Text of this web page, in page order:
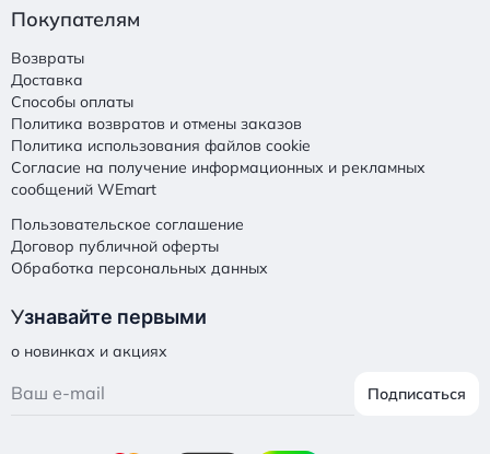
Покупателям
Возвраты
Доставка
Способы оплаты
Политика возвратов и отмены заказов
Политика использования файлов cookie
Согласие на получение информационных и рекламных
сообщений WEmart
Пользовательское соглашение
Договор публичной оферты
Обработка персональных данных
Узнавайте первыми
о новинках и акциях
Подписаться